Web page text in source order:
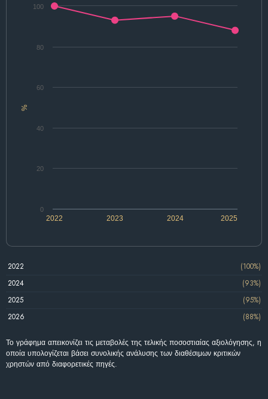
%
2022 2024
2023 2025
0
20
40
60
80
100
2022
(100%)
2024
(93%)
2025
(95%)
2026
(88%)
Το γράφημα απεικονίζει τις μεταβολές της τελικής ποσοστιαίας αξιολόγησης, η
οποία υπολογίζεται βάσει συνολικής ανάλυσης των διαθέσιμων κριτικών
χρηστών από διαφορετικές πηγές.